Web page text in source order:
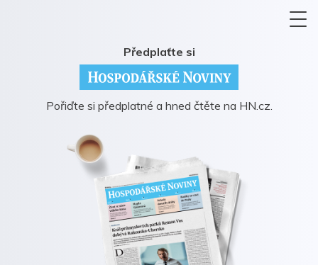
Předplaťte si
Pořiďte si předplatné a hned čtěte na HN.cz.